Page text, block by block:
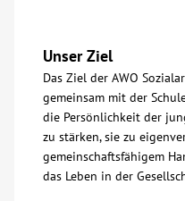
Glossar
Suche
Kontakt
Unser Ziel
Das Ziel der AWO
gemeinsam mit der
die Persönlichkeit der
zu stärken, sie zu
gemeinschaftsfähigem
das Leben in der